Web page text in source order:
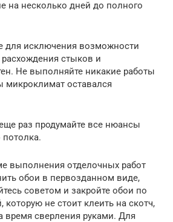
на несколько дней до полного
для исключения возможности
стыков и
Не выполняйте никакие работы
микроклимат оставался
раз продумайте все нюансы
выполнения отделочных работ
обои в первозданном виде,
советом и закройте обои по
не стоит клеить на скотч,
время сверления руками. Для